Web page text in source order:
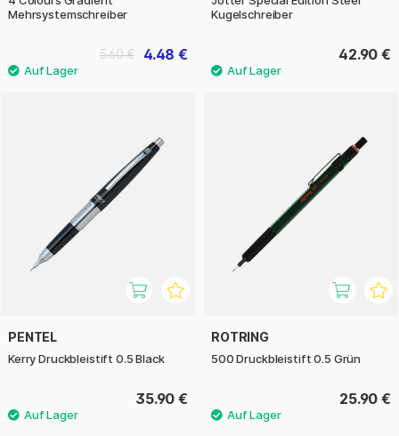
Mehrsystemschreiber
4.48 €
5.60 €
Kugelschreiber
42.90 €
PENTEL
Kerry Druckbleistift 0.5 Black
35.90 €
ROTRING
500 Druckbleistift 0.5 Grün
25.90 €